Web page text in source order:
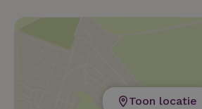
Toon locatie